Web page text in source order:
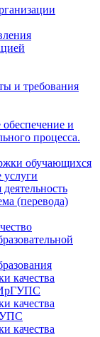
и требования
и
процесса.
обучающихся
услуги
(перевода)
качества
качества
качества